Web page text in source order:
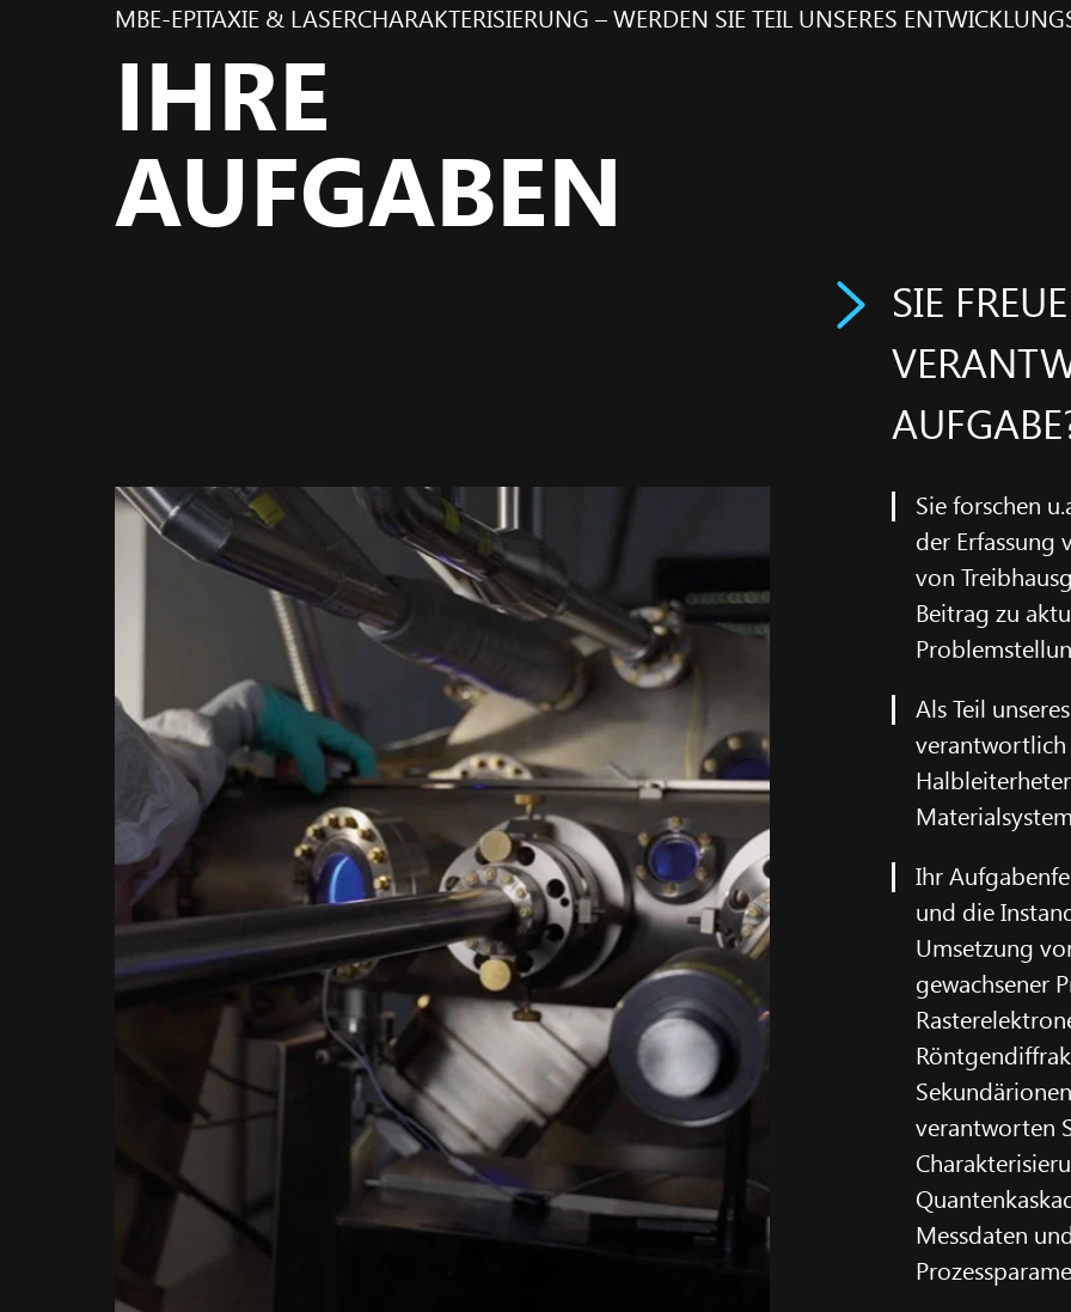
MBE-EPITAXIE & LASERCHARAKTERISIERUNG – WERDEN SIE TEIL UNSERES
IHRE
AUFGABEN
SIE
Sie forschen
der Erfassung
von
Beitrag zu
Als Teil
verantwortlich
Ihr
und die
Umsetzung
gewachsener
verantworten
Messdaten